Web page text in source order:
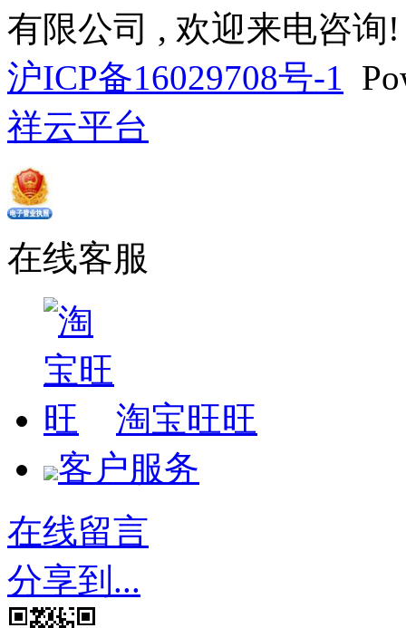
有限公司 , 欢迎来电咨询!
沪ICP备16029708号-1
祥云平台
在线客服
淘宝旺旺
客户服务
在线留言
分享到...